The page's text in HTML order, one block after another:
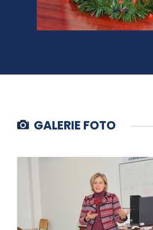
GALERIE FOTO